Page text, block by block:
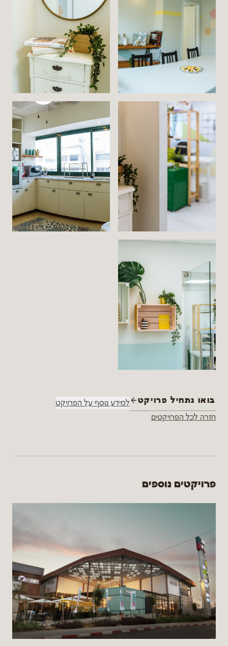
בואו נתחיל פרויקט
למידע נוסף על הפרויקט
חזרה לכל הפרויקטים
פרויקטים נוספים